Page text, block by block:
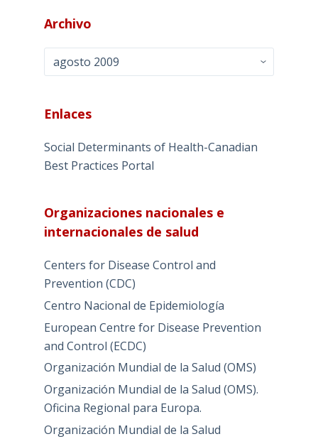
Archivo
Enlaces
Social Determinants of Health-Canadian
Best Practices Portal
Organizaciones nacionales e
internacionales de salud
Centers for Disease Control and
Prevention (CDC)
Centro Nacional de Epidemiología
European Centre for Disease Prevention
and Control (ECDC)
Organización Mundial de la Salud (OMS)
Organización Mundial de la Salud (OMS).
Oficina Regional para Europa.
Organización Mundial de la Salud